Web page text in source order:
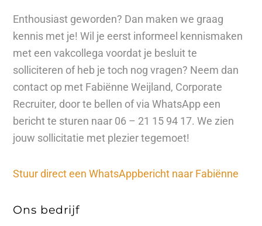
Enthousiast geworden? Dan maken we graag
kennis met je! Wil je eerst informeel kennismaken
met een vakcollega voordat je besluit te
solliciteren of heb je toch nog vragen? Neem dan
contact op met Fabiënne Weijland, Corporate
Recruiter, door te bellen of via WhatsApp een
bericht te sturen naar 06 – 21 15 94 17. We zien
jouw sollicitatie met plezier tegemoet!
Stuur direct een WhatsAppbericht naar Fabiënne
Ons bedrijf